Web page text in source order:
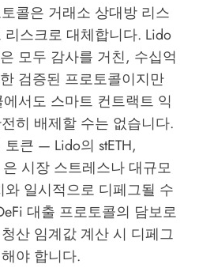
콜은 거래소 상대방 리스
스크로 대체합니다. Lido
모두 감사를 거친, 수십억
검증된 프로토콜이지만
서도 스마트 컨트랙트 익
히 배제할 수는 없습니다.
큰 — Lido의 stETH,
시장 스트레스나 대규모
와 일시적으로 디페그될 수
대출 프로토콜의 담보로
산 임계값 계산 시 디페그
야 합니다.